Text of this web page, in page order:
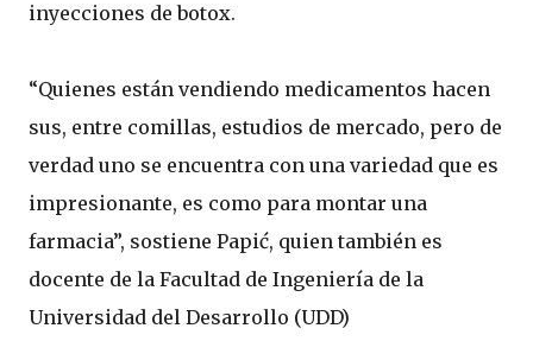
inyecciones de botox.
“Quienes están vendiendo medicamentos hacen
sus, entre comillas, estudios de mercado, pero de
verdad uno se encuentra con una variedad que es
impresionante, es como para montar una
farmacia”, sostiene Papić, quien también es
docente de la Facultad de Ingeniería de la
Universidad del Desarrollo (UDD)